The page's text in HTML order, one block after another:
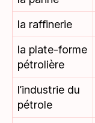
la raffinerie
la plate-forme
pétrolière
l’industrie du
pétrole